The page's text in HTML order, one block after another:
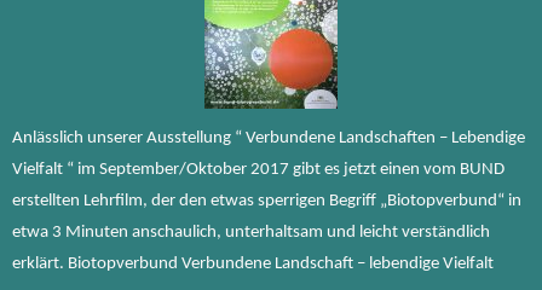
Anlässlich unserer Ausstellung “ Verbundene Landschaften – Lebendige
Vielfalt “ im September/Oktober 2017 gibt es jetzt einen vom BUND
erstellten Lehrfilm, der den etwas sperrigen Begriff „Biotopverbund“ in
etwa 3 Minuten anschaulich, unterhaltsam und leicht verständlich
erklärt. Biotopverbund Verbundene Landschaft – lebendige Vielfalt